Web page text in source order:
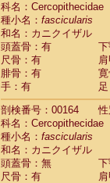
科名：Cercopithecidae
種小名： fascicularis
和名：カニクイザル
頭蓋骨：有
尺骨：有
腓骨：有
手：有
剖検番号：00164
性
科名：Cercopithecidae
種小名： fascicularis
和名：カニクイザル
頭蓋骨：無
尺骨：有